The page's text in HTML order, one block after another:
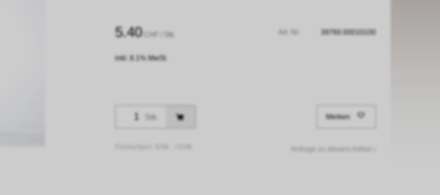
5.40 / Stk.
inkl. 8.1% MwSt.
39760.00010100
Stk. Merken
Anfrage zu diesem Artikel ›